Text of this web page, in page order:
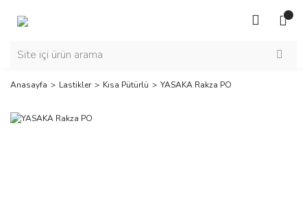
Anasayfa Lastikler Kısa Pütürlü YASAKA Rakza PO